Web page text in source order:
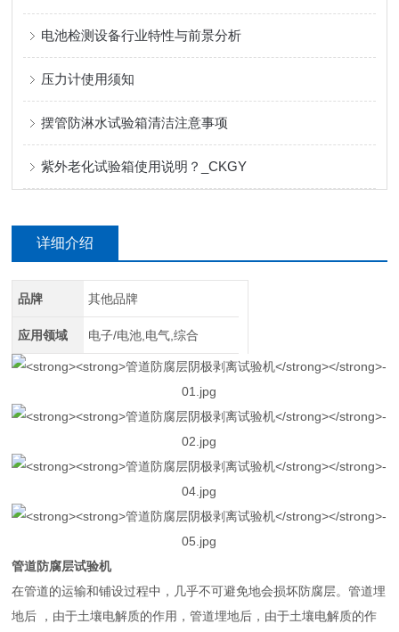
电池检测设备行业特性与前景分析
压力计使用须知
摆管防淋水试验箱清洁注意事项
紫外老化试验箱使用说明？_CKGY
详细介绍
品牌 其他品牌
应用领域 电子/电池,电气,综合
管道防腐层试验机
在管道的运输和铺设过程中，几乎不可避免地会损坏防腐层。管道埋
地后 ，由于土壤电解质的作用，管道埋地后，由于土壤电解质的作